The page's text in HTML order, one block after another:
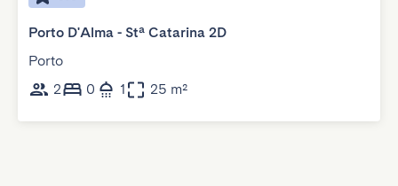
Porto D'Alma - Stª Catarina 2D
Porto
2
0 1 25 m²